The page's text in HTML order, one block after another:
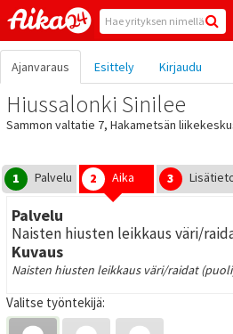
Hyppää pääsisältöön
Ajanvaraus Esittely Kirjaudu
Hiussalonki Sinilee
Sammon valtatie 7, Hakametsän
1 Palvelu 2 Aika 3
Palvelu
Naisten hiusten leikkaus väri/
Kuvaus
Naisten hiusten leikkaus väri/raidat
Valitse työntekijä: